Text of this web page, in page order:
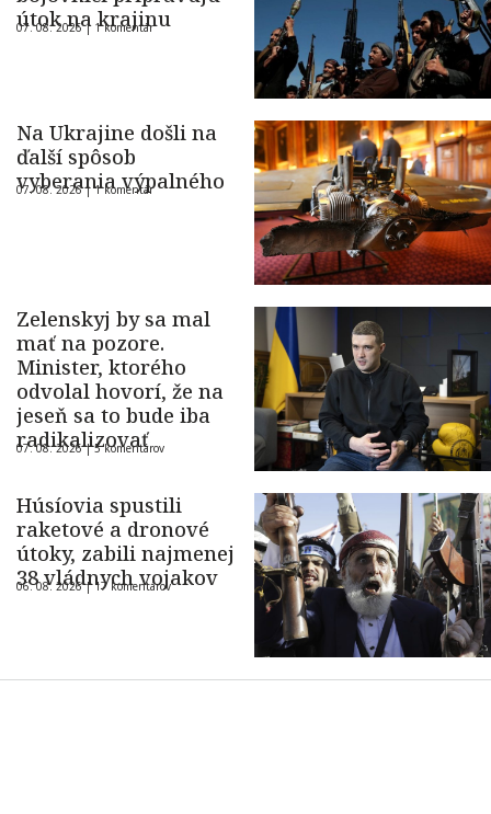
útok na krajinu
07. 08. 2026 | 1 komentár
Na Ukrajine došli na
ďalší spôsob
vyberania výpalného
07. 08. 2026 |1 komentár
Zelenskyj by sa mal
mať na pozore.
Minister, ktorého
odvolal hovorí, že na
jeseň sa to bude iba
radikalizovať
07. 08. 2026 |5 komentárov
Húsíovia spustili
raketové a dronové
útoky, zabili najmenej
38 vládnych vojakov
06. 08. 2026 |17 komentárov